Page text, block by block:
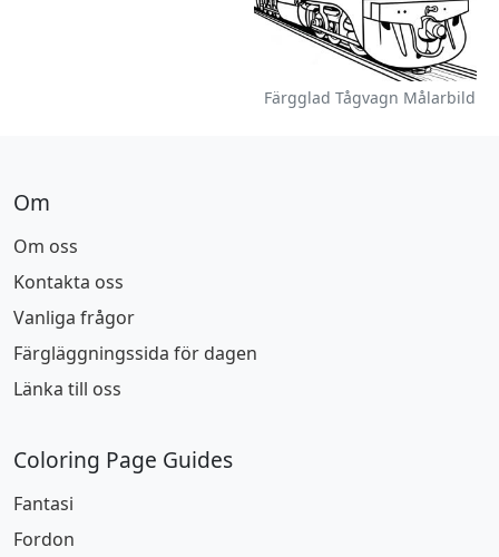
Färgglad Tågvagn Målarbild
Om
Om oss
Kontakta oss
Vanliga frågor
Färgläggningssida för dagen
Länka till oss
Coloring Page Guides
Fantasi
Fordon